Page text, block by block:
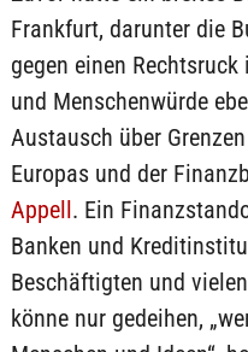
Frankfurt, darunter die
gegen einen
und Menschenwürde
Austausch über
Europas und der
Appell. Ein
Banken und
Beschäftigten und
könne nur gedeihen,